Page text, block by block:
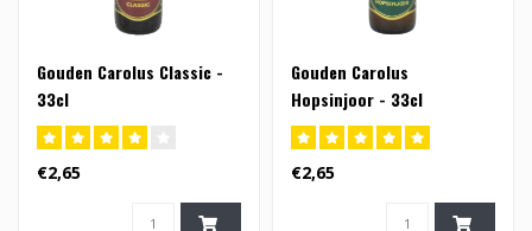
Gouden Carolus Classic -
33cl
€2,65
Gouden Carolus
Hopsinjoor - 33cl
€2,65